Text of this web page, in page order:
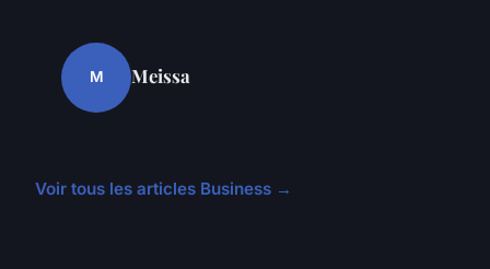
M Meissa
Voir tous les articles Business →